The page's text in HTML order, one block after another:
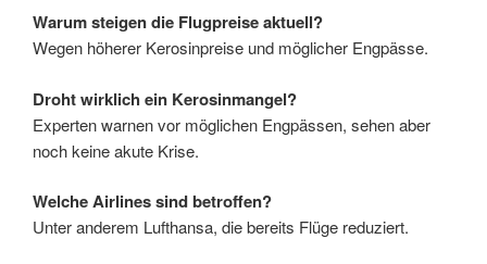
Warum steigen die Flugpreise aktuell?
Wegen höherer Kerosinpreise und möglicher Engpässe.
Droht wirklich ein Kerosinmangel?
Experten warnen vor möglichen Engpässen, sehen aber
noch keine akute Krise.
Welche Airlines sind betroffen?
Unter anderem Lufthansa, die bereits Flüge reduziert.